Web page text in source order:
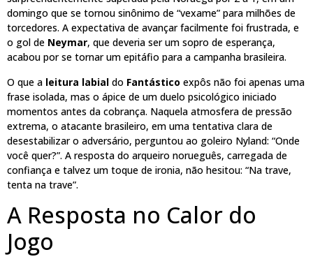
domingo que se tornou sinônimo de “vexame” para milhões de
torcedores. A expectativa de avançar facilmente foi frustrada, e
o gol de Neymar, que deveria ser um sopro de esperança,
acabou por se tornar um epitáfio para a campanha brasileira.
O que a leitura labial do Fantástico expôs não foi apenas uma
frase isolada, mas o ápice de um duelo psicológico iniciado
momentos antes da cobrança. Naquela atmosfera de pressão
extrema, o atacante brasileiro, em uma tentativa clara de
desestabilizar o adversário, perguntou ao goleiro Nyland: “Onde
você quer?”. A resposta do arqueiro norueguês, carregada de
confiança e talvez um toque de ironia, não hesitou: “Na trave,
tenta na trave”.
A Resposta no Calor do
Jogo